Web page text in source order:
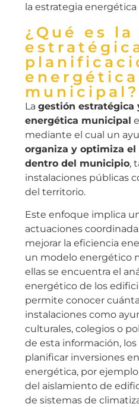
la estrategia
¿Qué es
energética
municipal?
Lagestión estratégica
energética municipal
mediante el cual un
organiza y optimiza el
dentro del municipio,
instalaciones públicas
del territorio.
Este enfoque implica
actuaciones
mejorar la eficiencia
un modelo energético
ellas se encuentra el
energético de los
permite conocer
instalaciones como
culturales, colegios o
de esta información,
planificar inversiones
energética, por
del aislamiento de
de sistemas de